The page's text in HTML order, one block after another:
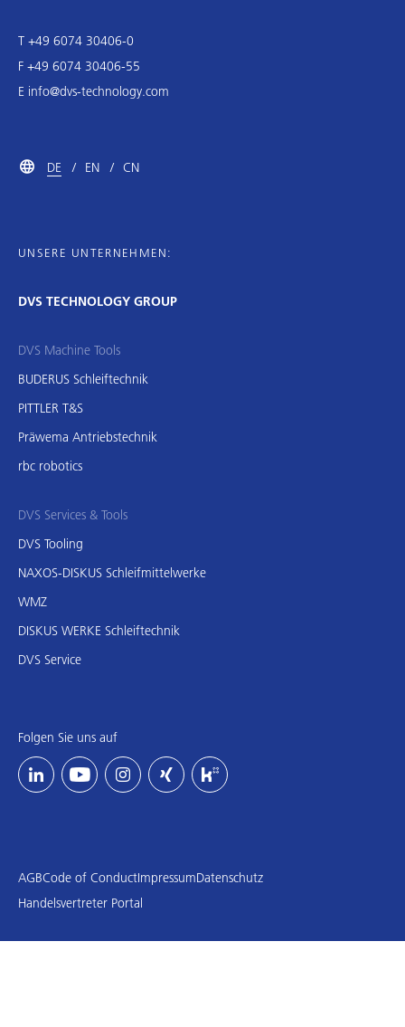
T +49 6074 30406-0
F +49 6074 30406-55
E info@dvs-technology.com
DE EN CN
UNSERE UNTERNEHMEN:
DVS TECHNOLOGY GROUP
DVS Machine Tools
BUDERUS Schleiftechnik
PITTLER T&S
Präwema Antriebstechnik
rbc robotics
DVS Services & Tools
DVS Tooling
NAXOS-DISKUS Schleifmittelwerke
WMZ
DISKUS WERKE Schleiftechnik
DVS Service
Folgen Sie uns auf
AGBCode of ConductImpressumDatenschutz
Handelsvertreter Portal